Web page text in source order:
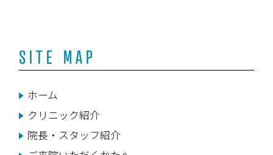
SITE MAP
ホーム
クリニック紹介
院長・スタッフ紹介